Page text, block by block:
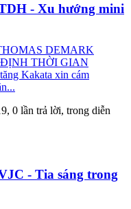
- Xu hướng mini
DEMARK
THỜI GIAN
Kakata xin cám
, 0 lần trả lời, trong diễn
- Tia sáng trong